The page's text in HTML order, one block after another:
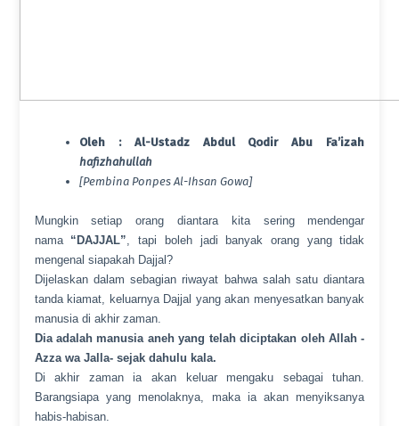
Oleh : Al-Ustadz Abdul Qodir Abu Fa’izah
hafizhahullah
[Pembina Ponpes Al-Ihsan Gowa]
Mungkin setiap orang diantara kita sering mendengar
nama “DAJJAL”, tapi boleh jadi banyak orang yang tidak
mengenal siapakah Dajjal?
Dijelaskan dalam sebagian riwayat bahwa salah satu diantara
tanda kiamat, keluarnya Dajjal yang akan menyesatkan banyak
manusia di akhir zaman.
Dia adalah manusia aneh yang telah diciptakan oleh Allah -
Azza wa Jalla- sejak dahulu kala.
Di akhir zaman ia akan keluar mengaku sebagai tuhan.
Barangsiapa yang menolaknya, maka ia akan menyiksanya
habis-habisan.